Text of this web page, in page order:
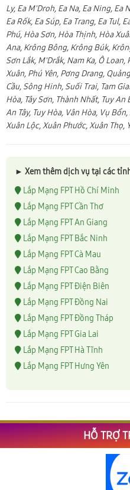
Ly, Ea M'Droh, Ea Na, Ea Ning, Ea
Ea Rốk, Ea Súp, Ea Trang, Ea Tul,
Phú, Hòa Sơn, Hòa Thịnh, Hòa
Ana, Krông Bông, Krông Búk,
Sơn Lắk, M'Drắk, Nam Ka, Ô Loan,
Xuân, Phú Yên, Pơng Drang,
Cầu, Sông Hinh, Suối Trai, Tam
Hòa, Tây Sơn, Thành Nhất, Tuy
An Tây, Tuy Hòa, Vân Hòa, Vụ
Xuân Lộc, Xuân Phước, Xuân Thọ,
► Xem thêm dịch vụ tại các
Lắp Mạng FPT Hồ Chí Minh
Lắp Mạng FPT Cần Thơ
Lắp Mạng FPT An Giang
Lắp Mạng FPT Bắc Ninh
Lắp Mạng FPT Cà Mau
Lắp Mạng FPT Cao Bằng
Lắp Mạng FPT Điện Biên
Lắp Mạng FPT Đồng Nai
Lắp Mạng FPT Đồng Tháp
Lắp Mạng FPT Gia Lai
Lắp Mạng FPT Hà Tĩnh
Lắp Mạng FPT Hưng Yên
HỖ TRỢ